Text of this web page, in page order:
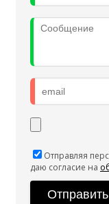
Отправляя
даю согласие на